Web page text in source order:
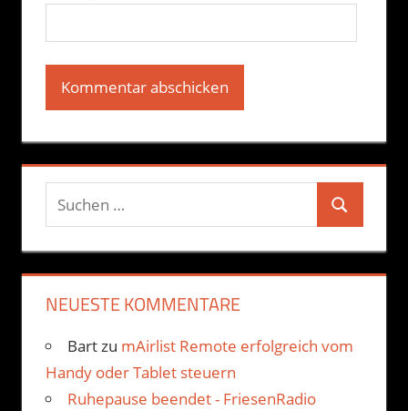
Suchen
nach:
Suchen
NEUESTE KOMMENTARE
Bartzu mAirlist Remote erfolgreich vom
Handy oder Tablet steuern
Ruhepause beendet - FriesenRadio